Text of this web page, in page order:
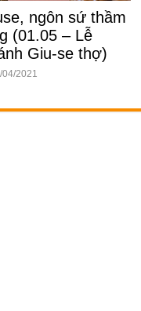
ngôn sứ thầm
(01.05 – Lễ
Giu-se thợ)
04/2021